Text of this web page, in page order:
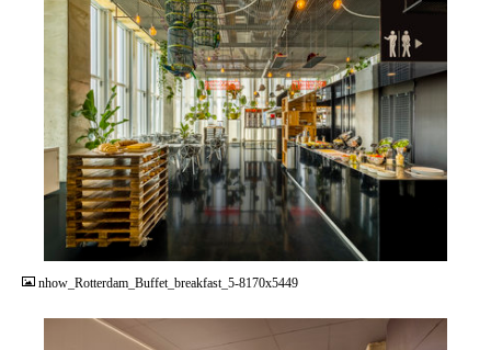
nhow_Rotterdam_Buffet_breakfast_5-8170x5449